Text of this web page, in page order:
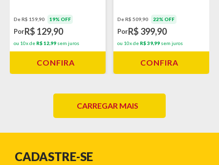
De R$ 159,90 19% OFF
PorR$ 129,90
ou 10x de R$ 12,99 sem juros
CONFIRA
De R$ 509,90 22% OFF
PorR$ 399,90
ou 10x de R$ 39,99 sem juros
CONFIRA
CARREGAR MAIS
CADASTRE-SE